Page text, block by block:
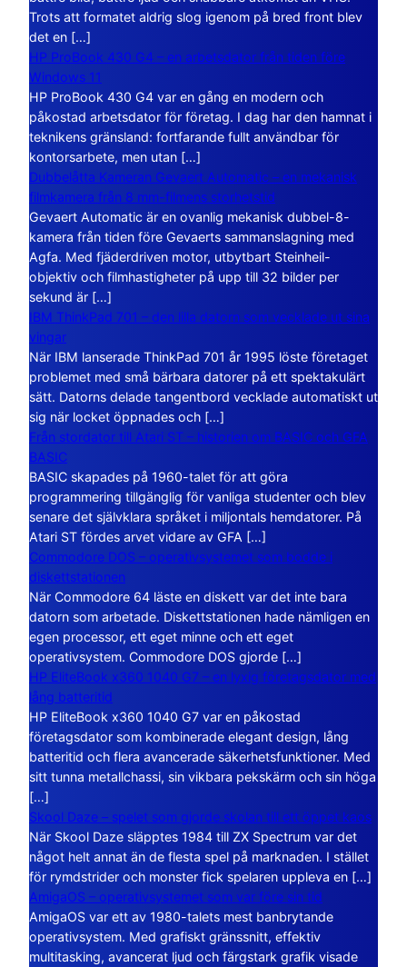
Trots att formatet aldrig slog igenom på bred front blev
det en […]
HP ProBook 430 G4 – en arbetsdator från tiden före
Windows 11
HP ProBook 430 G4 var en gång en modern och
påkostad arbetsdator för företag. I dag har den hamnat i
teknikens gränsland: fortfarande fullt användbar för
kontorsarbete, men utan […]
Dubbelåtta Kameran Gevaert Automatic – en mekanisk
filmkamera från 8 mm-filmens storhetstid
Gevaert Automatic är en ovanlig mekanisk dubbel-8-
kamera från tiden före Gevaerts sammanslagning med
Agfa. Med fjäderdriven motor, utbytbart Steinheil-
objektiv och filmhastigheter på upp till 32 bilder per
sekund är […]
IBM ThinkPad 701 – den lilla datorn som vecklade ut sina
vingar
När IBM lanserade ThinkPad 701 år 1995 löste företaget
problemet med små bärbara datorer på ett spektakulärt
sätt. Datorns delade tangentbord vecklade automatiskt ut
sig när locket öppnades och […]
Från stordator till Atari ST – historien om BASIC och GFA
BASIC
BASIC skapades på 1960-talet för att göra
programmering tillgänglig för vanliga studenter och blev
senare det självklara språket i miljontals hemdatorer. På
Atari ST fördes arvet vidare av GFA […]
Commodore DOS – operativsystemet som bodde i
diskettstationen
När Commodore 64 läste en diskett var det inte bara
datorn som arbetade. Diskettstationen hade nämligen en
egen processor, ett eget minne och ett eget
operativsystem. Commodore DOS gjorde […]
HP EliteBook x360 1040 G7 – en lyxig företagsdator med
lång batteritid
HP EliteBook x360 1040 G7 var en påkostad
företagsdator som kombinerade elegant design, lång
batteritid och flera avancerade säkerhetsfunktioner. Med
sitt tunna metallchassi, sin vikbara pekskärm och sin höga
[…]
Skool Daze – spelet som gjorde skolan till ett öppet kaos
När Skool Daze släpptes 1984 till ZX Spectrum var det
något helt annat än de flesta spel på marknaden. I stället
för rymdstrider och monster fick spelaren uppleva en […]
AmigaOS – operativsystemet som var före sin tid
AmigaOS var ett av 1980-talets mest banbrytande
operativsystem. Med grafiskt gränssnitt, effektiv
multitasking, avancerat ljud och färgstark grafik visade